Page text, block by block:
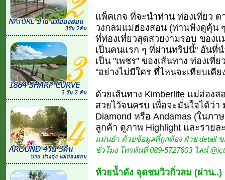
แพ็คเกจ ที่จะนำท่าน ท่องเที่ยว ต
วงกลมแม่ฮ่องสอน (ท่านฟังดูคุ้น
ที่ท่องเที่ยวสุดสวยงามรอบ ของ
เป็นคนแรก ๆ ที่ผ่านทริปนี้" อันที่
เป็น "เพชร" ของเส้นทาง ท่องเที่
"อย่างไม่มีใคร ที่ไหนจะเทียบเคีย
ด้วยเส้นทาง Kimberlite แม่ฮ่อง
สวยไว้จนครบ เพื่อจะมั่นใจได้ว่
Diamond หรือ Andamas (ในภ
ลูกค้า ดูภาพ Highlight และรายล
แม่นยำ ด้วยข้อมูลที่ถูกต้อง ฝ่าย detail
ชั่วโมง โทรทันที 089-5727603 ไลน์
ห้วยน้ำดัง จุดชมวิวกิ่วลม (ผ่าน..)